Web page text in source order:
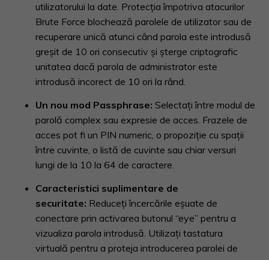
utilizatorului la date. Protecția împotriva atacurilor
Brute Force blochează parolele de utilizator sau de
recuperare unică atunci când parola este introdusă
greşit de 10 ori consecutiv și șterge criptografic
unitatea dacă parola de administrator este
introdusă incorect de 10 ori la rând.
Un nou mod Passphrase:Selectați între modul de
parolă complex sau expresie de acces. Frazele de
acces pot fi un PIN numeric, o propoziție cu spații
între cuvinte, o listă de cuvinte sau chiar versuri
lungi de la 10 la 64 de caractere.
Caracteristici suplimentare de
securitate: Reduceţi încercările eșuate de
conectare prin activarea butonul “eye” pentru a
vizualiza parola introdusă. Utilizați tastatura
virtuală pentru a proteja introducerea parolei de